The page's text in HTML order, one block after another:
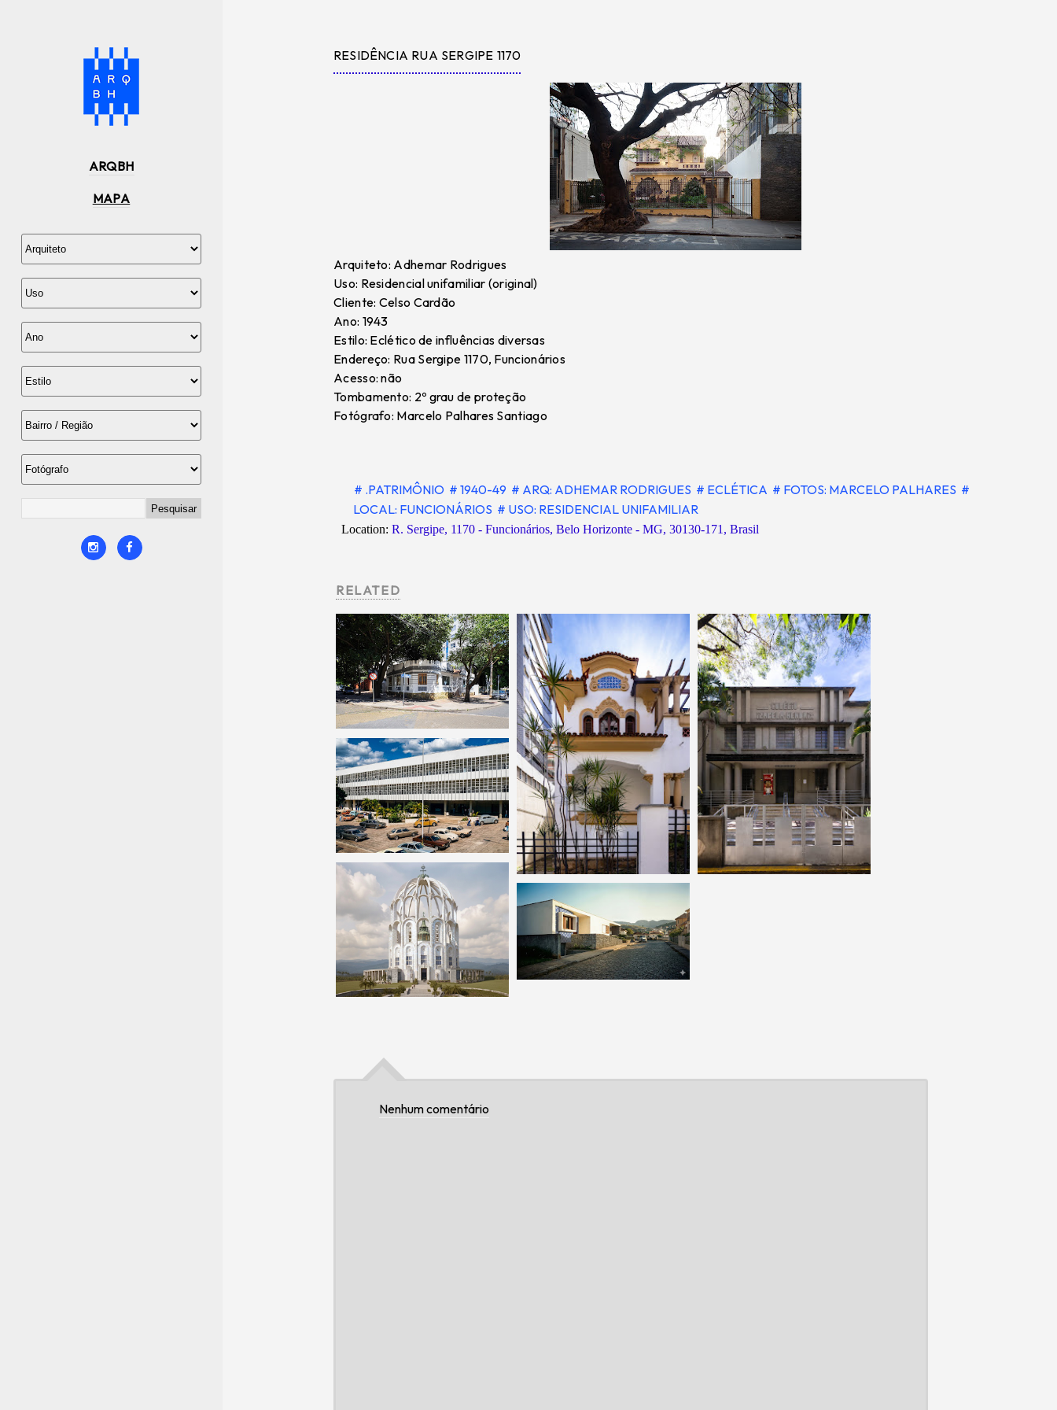
ARQBH
MAPA
RESIDÊNCIA RUA SERGIPE 1170
Arquiteto: Adhemar Rodrigues
Uso: Residencial unifamiliar (original)
Cliente: Celso Cardão
Ano: 1943
Estilo: Eclético de influências diversas
Endereço: Rua Sergipe 1170, Funcionários
Acesso: não
Tombamento: 2º grau de proteção
Fotógrafo: Marcelo Palhares Santiago
# .PATRIMÔNIO # 1940-49 # ARQ: ADHEMAR RODRIGUES # ECLÉTICA # FOTOS: MARCELO PALHARES #
LOCAL: FUNCIONÁRIOS # USO: RESIDENCIAL UNIFAMILIAR
Location: R. Sergipe, 1170 - Funcionários, Belo Horizonte - MG, 30130-171, Brasil
RELATED
Nenhum comentário